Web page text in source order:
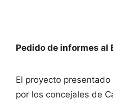
Pedido de informes al
El proyecto
por los concejales de